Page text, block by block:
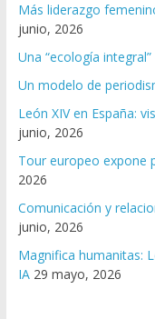
Más liderazgo
junio, 2026
Una “ecología
Un modelo de
León XIV en España:
junio, 2026
Tour europeo expone
2026
Comunicación y
junio, 2026
Magnifica humanitas:
IA 29 mayo, 2026